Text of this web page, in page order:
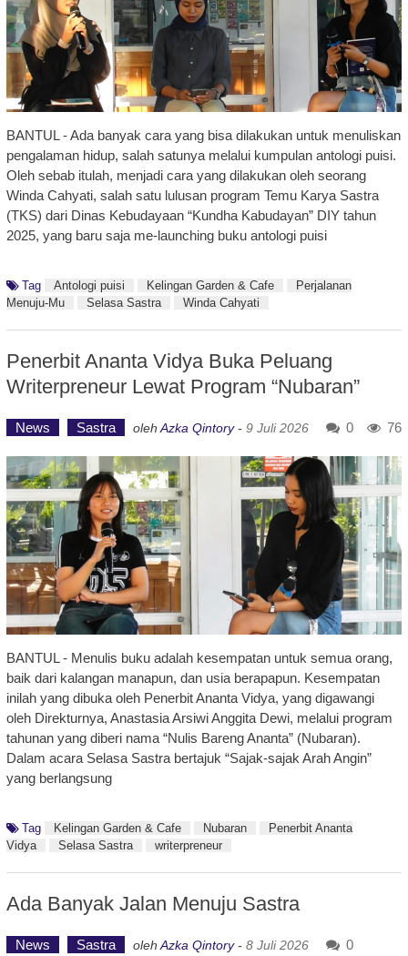
BANTUL - Ada banyak cara yang bisa dilakukan untuk menuliskan
pengalaman hidup, salah satunya melalui kumpulan antologi puisi.
Oleh sebab itulah, menjadi cara yang dilakukan oleh seorang
Winda Cahyati, salah satu lulusan program Temu Karya Sastra
(TKS) dari Dinas Kebudayaan “Kundha Kabudayan” DIY tahun
2025, yang baru saja me-launching buku antologi puisi
Tag Antologi puisi Kelingan Garden & Cafe
Perjalanan
Menuju-Mu
Selasa Sastra Winda Cahyati
Penerbit Ananta Vidya Buka Peluang
Writerpreneur Lewat Program “Nubaran”
News Sastra olehAzka Qintory- 9 Juli 2026 0 76
BANTUL - Menulis buku adalah kesempatan untuk semua orang,
baik dari kalangan manapun, dan usia berapapun. Kesempatan
inilah yang dibuka oleh Penerbit Ananta Vidya, yang digawangi
oleh Direkturnya, Anastasia Arsiwi Anggita Dewi, melalui program
tahunan yang diberi nama “Nulis Bareng Ananta” (Nubaran).
Dalam acara Selasa Sastra bertajuk “Sajak-sajak Arah Angin”
yang berlangsung
Tag Kelingan Garden & Cafe Nubaran
Penerbit Ananta
Vidya
Selasa Sastra writerpreneur
Ada Banyak Jalan Menuju Sastra
News Sastra oleh Azka Qintory- 8 Juli 2026
0